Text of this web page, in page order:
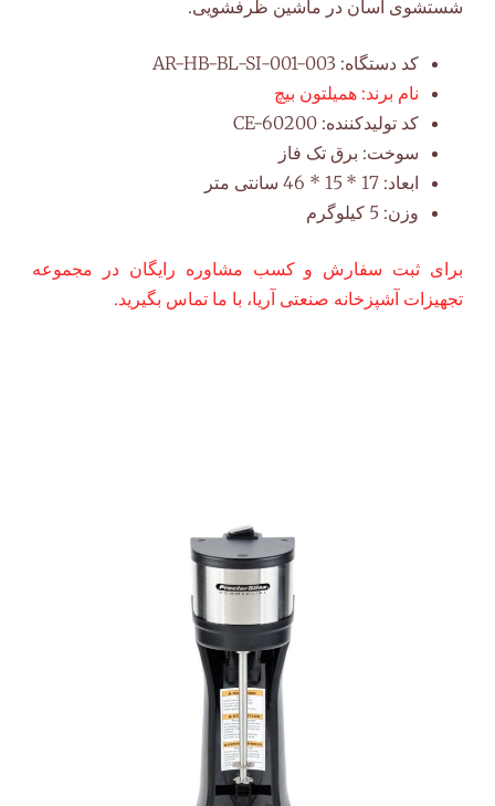
شستشوی آسان در ماشین ظرفشویی.
کد دستگاه: AR-HB-BL-SI-001-003
نام برند: همیلتون بیچ
کد تولیدکننده: CE-60200
سوخت: برق تک فاز
ابعاد: 17 * 15 * 46 سانتی متر
وزن: 5 کیلوگرم
برای ثبت سفارش و کسب مشاوره رایگان در مجموعه
تجهیزات آشپزخانه صنعتی آریا، با ما تماس بگیرید.